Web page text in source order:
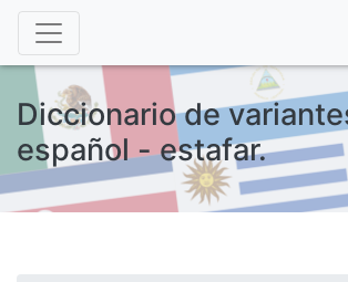
Diccionario de
español - estafar.